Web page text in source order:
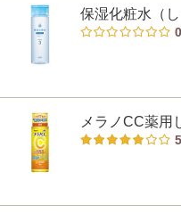
保湿化粧水（
0
メラノCC薬用